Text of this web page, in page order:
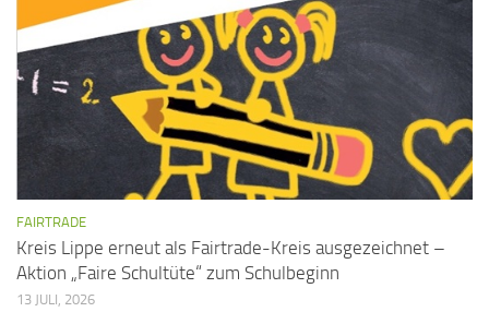
FAIRTRADE
Kreis Lippe erneut als Fairtrade-Kreis ausgezeichnet –
Aktion „Faire Schultüte“ zum Schulbeginn
13 JULI, 2026